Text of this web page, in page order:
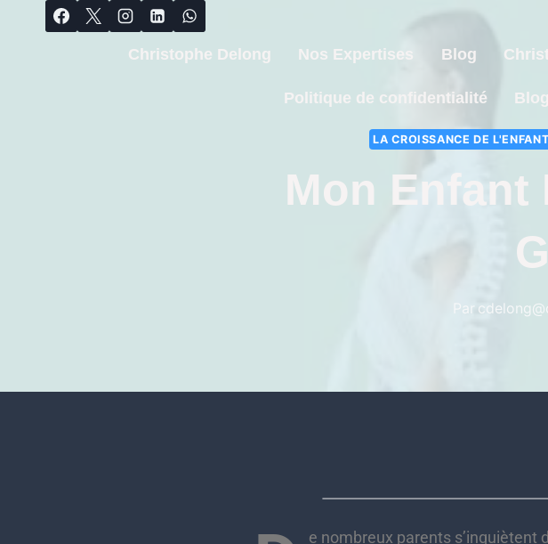
Christophe Delong Nos Expertises Blog
Politique de confidentialité Blog
LA CROISSANCE DE L'ENFANT
Mon Enfant
Par
e nombreux parents